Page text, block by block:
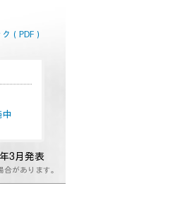
（PDF）
年3月発表
があります。